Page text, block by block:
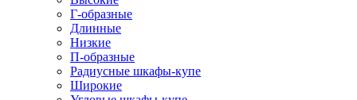
Г-образные
Длинные
Низкие
П-образные
Радиусные шкафы-купе
Широкие